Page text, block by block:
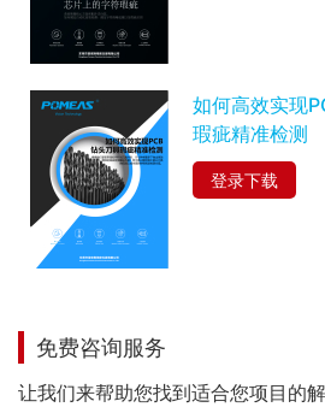
如何高效实现
瑕疵精准检测
登录下载
免费咨询服务
让我们来帮助您找到适合您项目的解